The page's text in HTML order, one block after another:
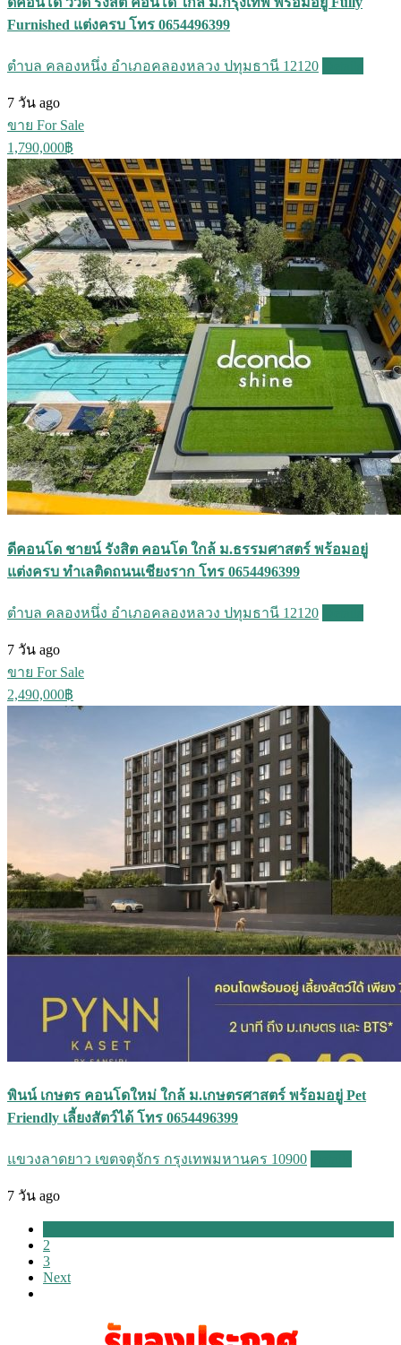
Furnished แต่งครบ โทร 0654496399
ตำบล คลองหนึ่ง อำเภอคลองหลวง ปทุมธานี 12120
7 วัน ago
ขาย For Sale
1,790,000฿
ดีคอนโด ชายน์ รังสิต คอนโด ใกล้ ม.ธรรมศาสตร์ พร้อมอยู่
แต่งครบ ทำเลติดถนนเชียงราก โทร 0654496399
ตำบล คลองหนึ่ง อำเภอคลองหลวง ปทุมธานี 12120
7 วัน ago
ขาย For Sale
2,490,000฿
พินน์ เกษตร คอนโดใหม่ ใกล้ ม.เกษตรศาสตร์ พร้อมอยู่ Pet
Friendly เลี้ยงสัตว์ได้ โทร 0654496399
แขวงลาดยาว เขตจตุจักร กรุงเทพมหานคร 10900
7 วัน ago
2
3
Next